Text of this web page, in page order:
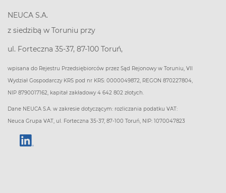
NEUCA S.A.
z siedzibą w Toruniu przy
ul. Forteczna 35-37, 87-100 Toruń,
wpisana do Rejestru Przedsiębiorców przez Sąd Rejonowy w Toruniu, VII
Wydział Gospodarczy KRS pod nr KRS: 0000049872, REGON 870227804,
NIP 8790017162, kapitał zakładowy 4 642 802 złotych.
Dane NEUCA S.A. w zakresie dotyczącym: rozliczania podatku VAT:
Neuca Grupa VAT, ul. Forteczna 35-37, 87-100 Toruń, NIP: 1070047823